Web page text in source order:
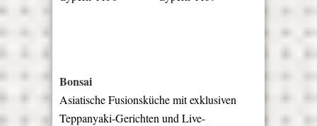
Bonsai
Asiatische Fusionsküche mit exklusiven
Teppanyaki-Gerichten und Live-